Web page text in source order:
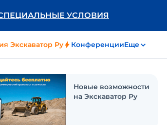
УСЛОВИЯ
Экскаватор Ру КонференцииЕще
Новые возможности
на Экскаватор Ру